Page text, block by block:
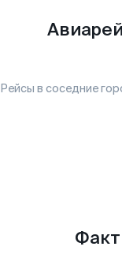
Рейсы в соседние